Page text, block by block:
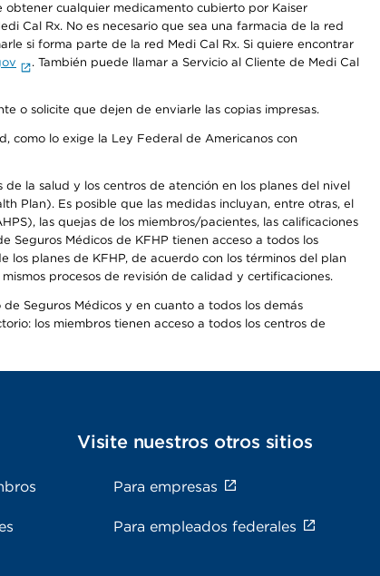
obtener cualquier medicamento cubierto por Kaiser
Cal Rx. No es necesario que sea una farmacia de la red
si forma parte de la red Medi Cal Rx. Si quiere encontrar
. También puede llamar a Servicio al Cliente de Medi Cal
o solicite que dejen de enviarle las copias impresas.
como lo exige la Ley Federal de Americanos con
la salud y los centros de atención en los planes del nivel
Plan). Es posible que las medidas incluyan, entre otras, el
las quejas de los miembros/pacientes, las calificaciones
Seguros Médicos de KFHP tienen acceso a todos los
planes de KFHP, de acuerdo con los términos del plan
procesos de revisión de calidad y certificaciones.
Seguros Médicos y en cuanto a todos los demás
los miembros tienen acceso a todos los centros de
Visite nuestros otros sitios
Para empresas
Para empleados federales